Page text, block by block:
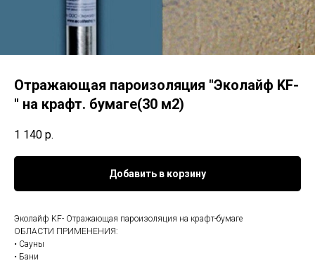
Отражающая пароизоляция "Эколайф KF-
" на крафт. бумаге(30 м2)
1 140 р.
Добавить в корзину
Эколайф KF- Отражающая пароизоляция на крафт-бумаге
ОБЛАСТИ ПРИМЕНЕНИЯ:
• Сауны
• Бани